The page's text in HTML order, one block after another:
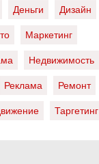
Деньги Дизайн
Маркетинг
Недвижимость
Реклама Ремонт
Таргетинг